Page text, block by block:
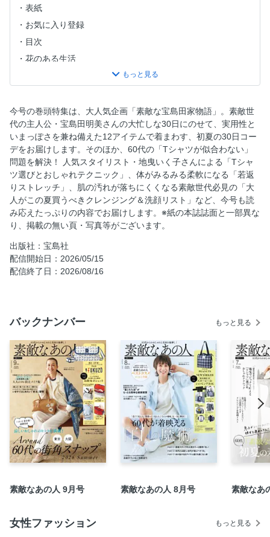
表紙
お気に入り登録
目次
花のある生活
風吹ジュンさんの、みんなが幸せになるおすそ分け
次号予告
スタイリスト山本ちえさんのおしゃれ道
リサ・ステッグマイヤーの二拠点生活Diary
冨士眞奈美の側杖日記
地曳いく子さんの命短し着飾れBBA
齋藤 薫の「素敵なあの人」
富岡佳子のWhat I Love
スタイリスト坂本久仁子のおしゃれのかけひき
アンナさんご指名！ 「夏ワンピース」これ可愛い！
息子がひとクセあり!? な彼女を連れてきた！ 厳選12アイテ
「Tシャツ」選びとおしゃれテクニック
け」メイク塾
落とし物こそ美容投資案件！ 大人がこの夏買うべきクレン
ジング＆洗顔リスト
【不定期連載】まりこサロン 俳優・加賀まりこさん タレン
ト・コロッケさん
U by ungaro [ユーバイ ウンガロ]大人の装いに華やぎをプラ
スする“PAPILLON”に注目
「かたい」「痛い」は老け姿勢のサイン！ 体がみるみる柔
辛過ぎず、旨みたっぷり！ お手軽スパイスカレー
の出合いを素敵世代へ贈る韓国文学案内
今号の巻頭特集は、大人気企画「素敵な宝島田家物語」。素敵世
代の主人公・宝島田明美さんの大忙しな30日にのせて、実用性と
いまっぽさを兼ね備えた12アイテムで着まわす、初夏の30日コー
デをお届けします。そのほか、60代の「Tシャツが似合わない」
問題を解決！ 人気スタイリスト・地曳いく子さんによる「Tシャ
ツ選びとおしゃれテクニック」、体がみるみる柔軟になる「若返
りストレッチ」、肌の汚れが落ちにくくなる素敵世代必見の「大
人がこの夏買うべきクレンジング＆洗顔リスト」など、今号も読
み応えたっぷりの内容でお届けします。※紙の本誌誌面と一部異な
り、掲載の無い頁・写真等がございます。
出版社：宝島社
配信開始日：2026/05/15
配信終了日：2026/08/16
バックナンバー もっと見る
素敵なあの人 9月号 素敵なあの人 8月号 素敵なあ
女性ファッション もっと見る